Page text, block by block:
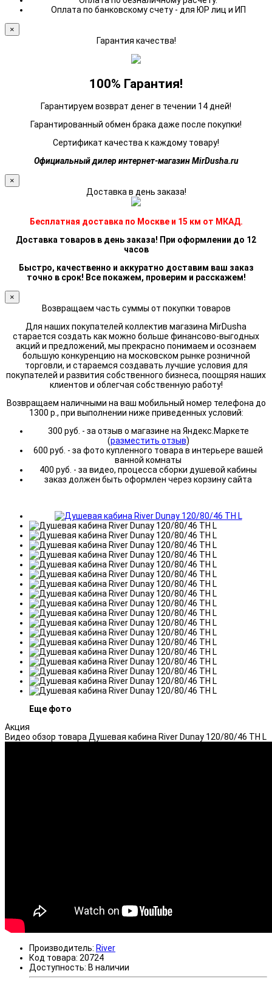
Оплата по банковскому счету - для ЮР лиц и ИП
×
Гарантия качества!
100% Гарантия!
Гарантируем возврат денег в течении 14 дней!
Гарантированный обмен брака даже после покупки!
Сертификат качества к каждому товару!
Официальный дилер интернет-магазин MirDusha.ru
×
Доставка в день заказа!
Бесплатная доставка по Москве и 15 км от МКАД.
Доставка товаров в день заказа! При оформлении до 12
часов
Быстро, качественно и аккуратно доставим ваш заказ
точно в срок! Все покажем, проверим и расскажем!
×
Возвращаем часть суммы от покупки товаров
Для наших покупателей коллектив магазина MirDusha
старается создать как можно больше финансово-выгодных
акций и предложений, мы прекрасно понимаем и осознаем
большую конкуренцию на московском рынке розничной
торговли, и стараемся создавать лучшие условия для
покупателей и развития собственного бизнеса, поощряя наших
клиентов и облегчая собственную работу!
Возвращаем наличными на ваш мобильный номер телефона до
1300 р., при выполнении ниже приведенных условий:
300 руб. - за отзыв о магазине на Яндекс.Маркете
(разместить отзыв)
600 руб. - за фото купленного товара в интерьере вашей
ванной комнаты
400 руб. - за видео, процесса сборки душевой кабины
заказ должен быть оформлен через корзину сайта
Еще фото
Акция
Видео обзор товара Душевая кабина River Dunay 120/80/46 ТН L
Производитель: River
Код товара: 20724
Доступность: В наличии